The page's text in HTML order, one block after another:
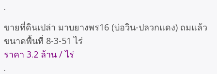
.
ขายที่ดินเปล่า มาบยางพร16 (บ่อวิน-ปลวกแดง) ถมแล้ว
ขนาดพื้นที่ 8-3-51 ไร่
ราคา 3.2 ล้าน / ไร่
.